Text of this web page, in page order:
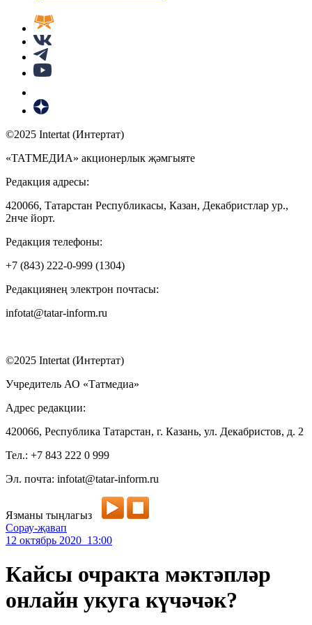
©2025 Intertat (Интертат)
«ТАТМЕДИА» акционерлык җәмгыяте
Редакция адресы:
420066, Татарстан Республикасы, Казан, Декабристлар ур.,
2нче йорт.
Редакция телефоны:
+7 (843) 222-0-999 (1304)
Редакциянең электрон почтасы:
infotat@tatar-inform.ru
©2025 Intertat (Интертат)
Учредитель АО «Татмедиа»
Адрес редакции:
420066, Республика Татарстан, г. Казань, ул. Декабристов, д. 2
Тел.: +7 843 222 0 999
Эл. почта: infotat@tatar-inform.ru
Язманы тыңлагыз
Сорау-җавап
12 октябрь 2020 13:00
Кайсы очракта мәктәпләр
онлайн укуга күчәчәк?